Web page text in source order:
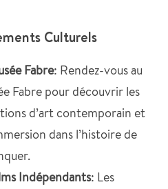
Culturels
Fabre: Rendez-vous au
Fabre pour découvrir les
d’art contemporain et
dans l’histoire de
Indépendants: Les